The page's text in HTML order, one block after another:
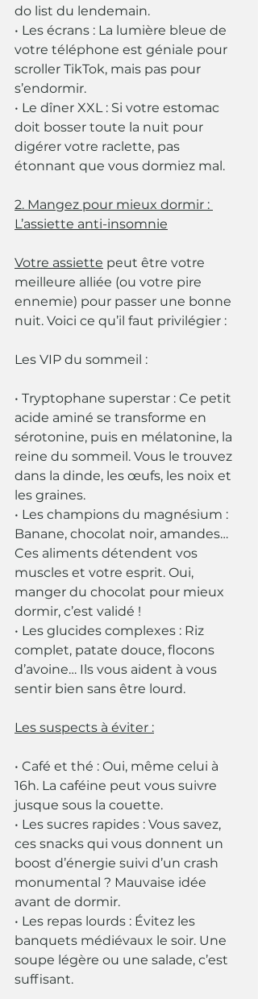
do list du lendemain.
• Les écrans : La lumière bleue de
votre téléphone est géniale pour
scroller TikTok, mais pas pour
s’endormir.
• Le dîner XXL : Si votre estomac
doit bosser toute la nuit pour
digérer votre raclette, pas
étonnant que vous dormiez mal.
2. Mangez pour mieux dormir :
L’assiette anti-insomnie
Votre assiette peut être votre
meilleure alliée (ou votre pire
ennemie) pour passer une bonne
nuit. Voici ce qu’il faut privilégier :
Les VIP du sommeil :
• Tryptophane superstar : Ce petit
acide aminé se transforme en
sérotonine, puis en mélatonine, la
reine du sommeil. Vous le trouvez
dans la dinde, les œufs, les noix et
les graines.
• Les champions du magnésium :
Banane, chocolat noir, amandes…
Ces aliments détendent vos
muscles et votre esprit. Oui,
manger du chocolat pour mieux
dormir, c’est validé !
• Les glucides complexes : Riz
complet, patate douce, flocons
d’avoine… Ils vous aident à vous
sentir bien sans être lourd.
Les suspects à éviter :
• Café et thé : Oui, même celui à
16h. La caféine peut vous suivre
jusque sous la couette.
• Les sucres rapides : Vous savez,
ces snacks qui vous donnent un
boost d’énergie suivi d’un crash
monumental ? Mauvaise idée
avant de dormir.
• Les repas lourds : Évitez les
banquets médiévaux le soir. Une
soupe légère ou une salade, c’est
suffisant.